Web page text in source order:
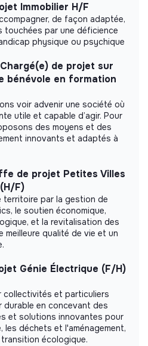
Nonprofit organization
Others
its impact
to us the
it was able to obtain.
Immobilier H/F
de façon adaptée,
touchées par une déficience
physique ou psychique
de projet sur
bénévole en formation
voir advenir une société où
utile et capable d’agir. Pour
des moyens et des
innovants et adaptés à
de projet Petites Villes
F)
territoire par la gestion de
le soutien économique,
et la revitalisation des
meilleure qualité de vie et un
Génie Électrique (F/H)
collectivités et particuliers
durable en concevant des
et solutions innovantes pour
les déchets et l'aménagement,
écologique.